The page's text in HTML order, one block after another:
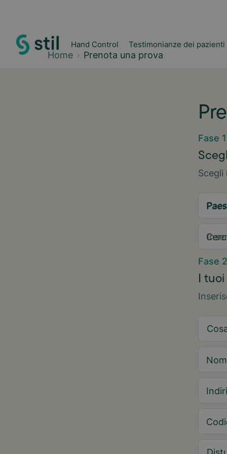
Hand Control Testimonianze dei pazienti
Home Prenota una prova
Fase 1
Fase 2
I